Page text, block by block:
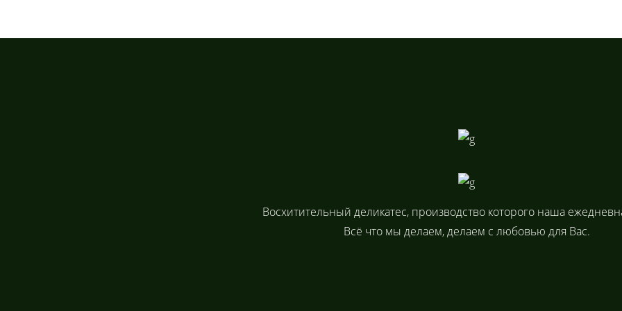
Восхитительный деликатес, производство которого наша
Всё что мы делаем, делаем с любовью для Вас.